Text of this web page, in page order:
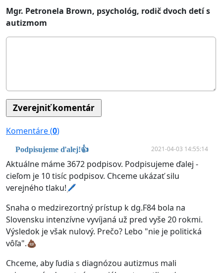
Mgr. Petronela Brown, psychológ, rodič dvoch detí s
autizmom
Komentáre (0)
Podpisujeme ďalej!👍 2021-04-03 14:55:14
Aktuálne máme 3672 podpisov. Podpisujeme ďalej -
cieľom je 10 tisíc podpisov. Chceme ukázať silu
verejného tlaku!🖊
Snaha o medzirezortný prístup k dg.F84 bola na
Slovensku intenzívne vyvíjaná už pred vyše 20 rokmi.
Výsledok je však nulový. Prečo? Lebo "nie je politická
vôľa".💩
Chceme, aby ľudia s diagnózou autizmus mali